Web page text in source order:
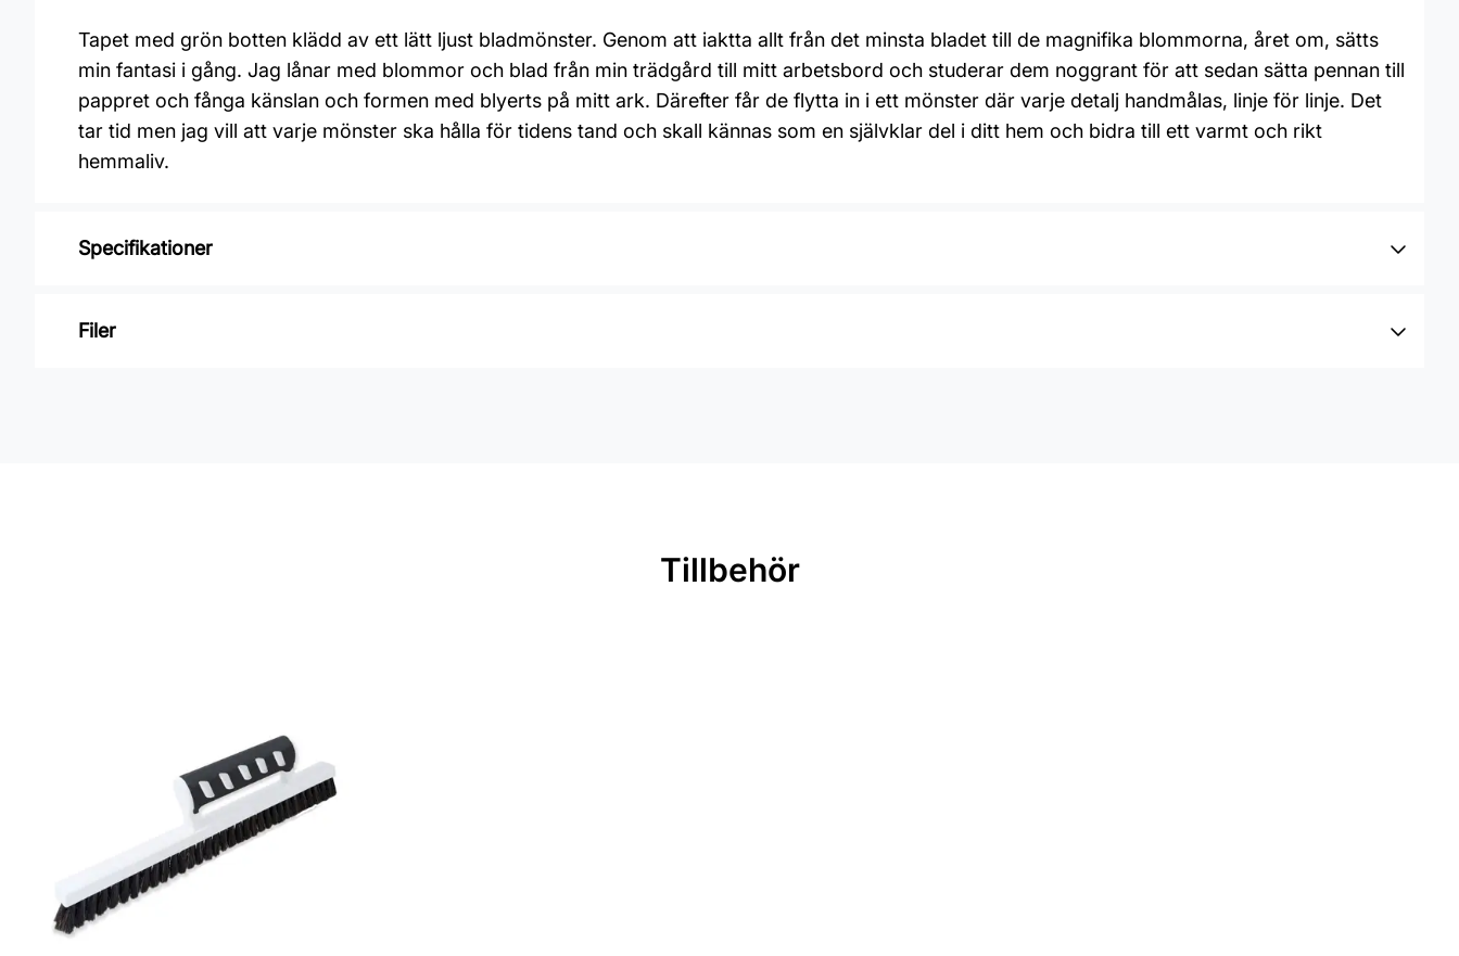
Tapet med grön botten klädd av ett lätt ljust bladmönster. Genom att iaktta allt från det minsta bladet till de magnifika blommorna, året om, sätts
min fantasi i gång. Jag lånar med blommor och blad från min trädgård till mitt arbetsbord och studerar dem noggrant för att sedan sätta pennan till
pappret och fånga känslan och formen med blyerts på mitt ark. Därefter får de flytta in i ett mönster där varje detalj handmålas, linje för linje. Det
tar tid men jag vill att varje mönster ska hålla för tidens tand och skall kännas som en självklar del i ditt hem och bidra till ett varmt och rikt
hemmaliv.
Specifikationer
Varumärke: Midbec Tapeter
Filer
Tillbehör